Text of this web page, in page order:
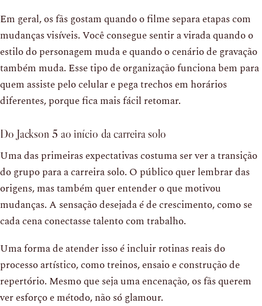
Em geral, os fãs gostam quando o filme separa etapas com
mudanças visíveis. Você consegue sentir a virada quando o
estilo do personagem muda e quando o cenário de gravação
também muda. Esse tipo de organização funciona bem para
quem assiste pelo celular e pega trechos em horários
diferentes, porque fica mais fácil retomar.
Do Jackson 5 ao início da carreira solo
Uma das primeiras expectativas costuma ser ver a transição
do grupo para a carreira solo. O público quer lembrar das
origens, mas também quer entender o que motivou
mudanças. A sensação desejada é de crescimento, como se
cada cena conectasse talento com trabalho.
Uma forma de atender isso é incluir rotinas reais do
processo artístico, como treinos, ensaio e construção de
repertório. Mesmo que seja uma encenação, os fãs querem
ver esforço e método, não só glamour.